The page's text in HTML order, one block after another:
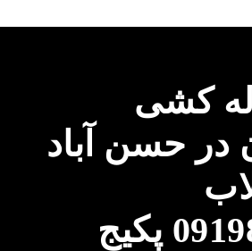
کشی
در حسن آباد
پکیج